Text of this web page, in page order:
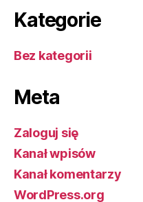
Kategorie
Bez kategorii
Meta
Zaloguj się
Kanał wpisów
Kanał komentarzy
WordPress.org